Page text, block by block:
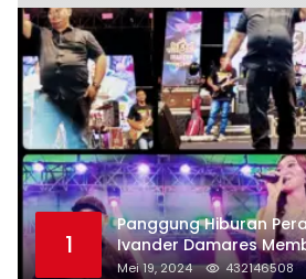
1
Panggung Hiburan
Ivander Damares
Warga Kejapanan
Mei 19, 2024 432146508